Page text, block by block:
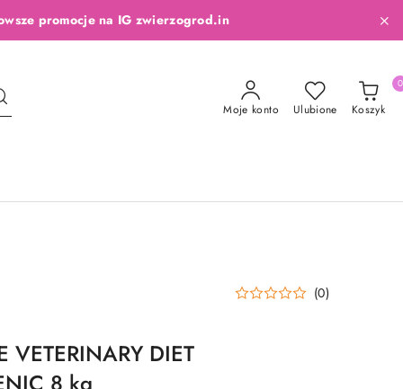
promocje na IG zwierzogrod.in
Moje konto Ulubione Koszyk
0
(0)
VETERINARY DIET